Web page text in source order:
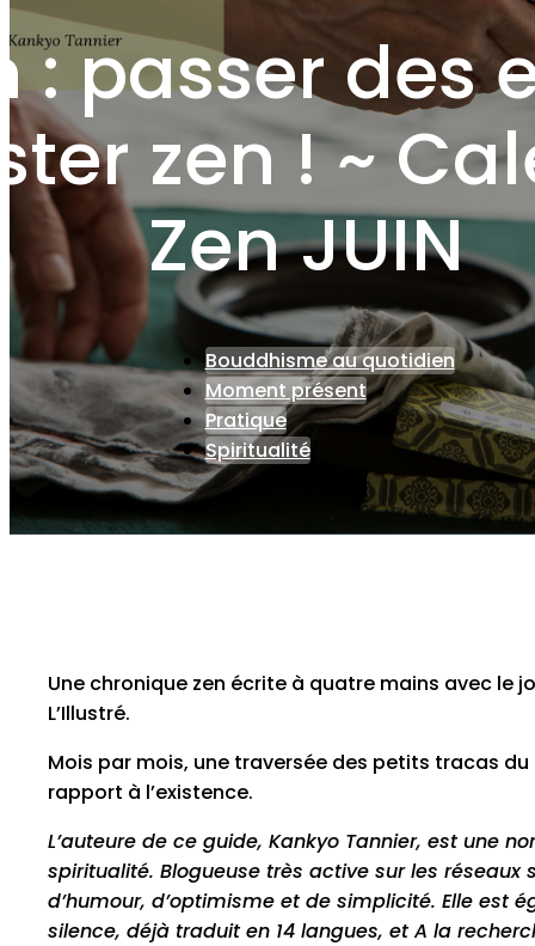
: passer des
zen ! ~
Zen JUIN
Bouddhisme au quotidien
Moment présent
Pratique
Spiritualité
Une chronique zen écrite à quatre mains avec le
L’Illustré.
Mois par mois, une traversée des petits tracas
rapport à l’existence.
L’auteure de ce guide, Kankyo Tannier, est une
spiritualité. Blogueuse très active sur les
d’humour, d’optimisme et de simplicité. Elle est
silence, déjà traduit en 14 langues, et A la